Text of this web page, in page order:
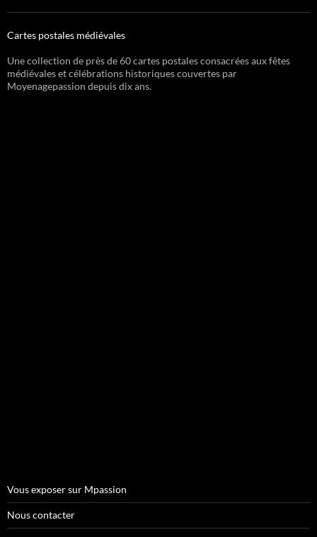
Cartes postales médiévales
Une collection de près de 60 cartes postales consacrées aux fêtes
médiévales et célébrations historiques couvertes par
Moyenagepassion depuis dix ans.
Vous exposer sur Mpassion
Nous contacter